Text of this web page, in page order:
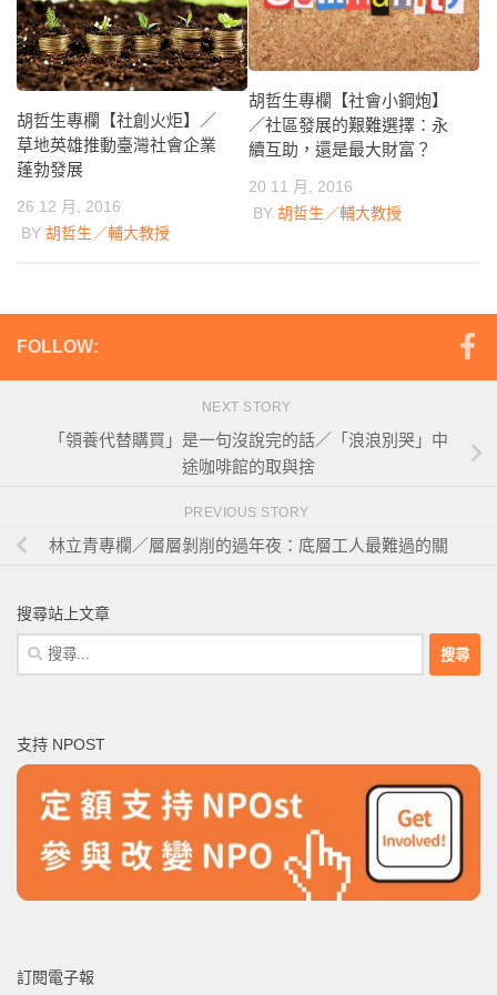
胡哲生專欄【社創火炬】／
草地英雄推動臺灣社會企業
蓬勃發展
26 12 月, 2016
BY 胡哲生／輔大教授
胡哲生專欄【社會小鋼炮】
／社區發展的艱難選擇：永
續互助，還是最大財富？
20 11 月, 2016
BY 胡哲生／輔大教授
FOLLOW:
NEXT STORY
「領養代替購買」是一句沒說完的話／「浪浪別哭」中
途咖啡館的取與捨
PREVIOUS STORY
林立青專欄／層層剝削的過年夜：底層工人最難過的關
搜尋站上文章
搜
尋
字:
支持 NPOST
訂閱電子報